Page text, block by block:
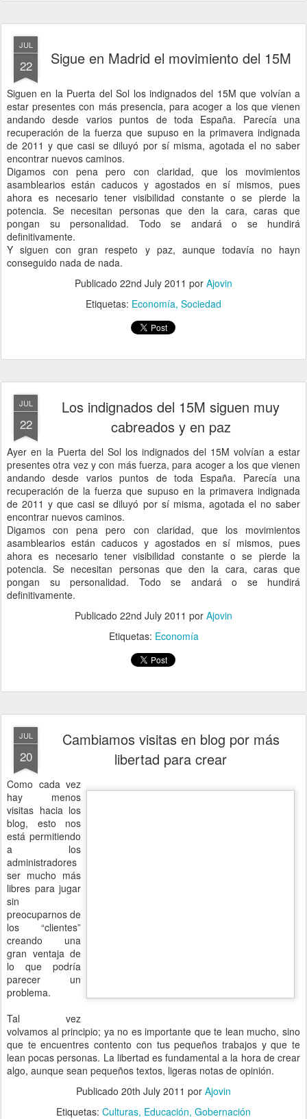
JUL
22 Sigue en Madrid el movimiento del 15M
Siguen en la Puerta del Sol los indignados del 15M que volvían a
estar presentes con más presencia, para acoger a los que vienen
andando desde varios puntos de toda España. Parecía una
recuperación de la fuerza que supuso en la primavera indignada
de 2011 y que casi se diluyó por sí misma, agotada el no saber
encontrar nuevos caminos.
Digamos con pena pero con claridad, que los movimientos
asamblearios están caducos y agostados en sí mismos, pues
ahora es necesario tener visibilidad constante o se pierde la
potencia. Se necesitan personas que den la cara, caras que
pongan su personalidad. Todo se andará o se hundirá
definitivamente.
Y siguen con gran respeto y paz, aunque todavía no hayn
conseguido nada de nada.
Publicado 22nd July 2011 por Ajovin
Etiquetas: Economía Sociedad
JUL
22
Los indignados del 15M siguen muy
cabreados y en paz
Ayer en la Puerta del Sol los indignados del 15M volvían a estar
presentes otra vez y con más fuerza, para acoger a los que vienen
andando desde varios puntos de toda España. Parecía una
recuperación de la fuerza que supuso en la primavera indignada
de 2011 y que casi se diluyó por sí misma, agotada el no saber
encontrar nuevos caminos.
Digamos con pena pero con claridad, que los movimientos
asamblearios están caducos y agostados en sí mismos, pues
ahora es necesario tener visibilidad constante o se pierde la
potencia. Se necesitan personas que den la cara, caras que
pongan su personalidad. Todo se andará o se hundirá
definitivamente.
Publicado 22nd July 2011 por Ajovin
Etiquetas: Economía
JUL
20
Cambiamos visitas en blog por más
libertad para crear
Como cada vez
hay menos
visitas hacia los
blog, esto nos
está permitiendo
a los
administradores
ser mucho más
libres para jugar
sin
preocuparnos de
los “clientes”
creando una
gran ventaja de
lo que podría
parecer un
problema.
Tal vez
volvamos al principio; ya no es importante que te lean mucho, sino
que te encuentres contento con tus pequeños trabajos y que te
lean pocas personas. La libertad es fundamental a la hora de crear
algo, aunque sean pequeños textos, ligeras notas de opinión.
Publicado 20th July 2011 por Ajovin
Etiquetas: Culturas Educación Gobernación